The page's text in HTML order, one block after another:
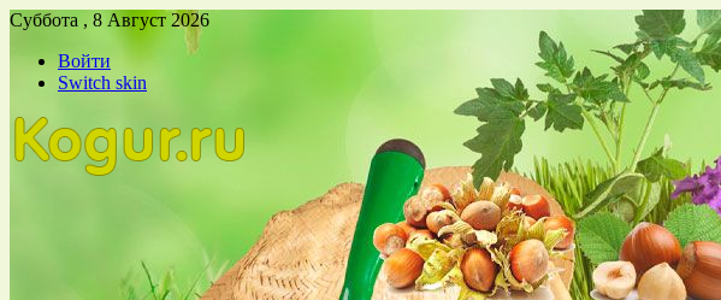
Суббота , 8 Август 2026
Войти
Switch skin